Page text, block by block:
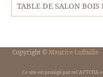
TABLE DE SALON BOIS
Copyright © Maurice Laffaille -
Ce site est protégé par reCAPTCHA